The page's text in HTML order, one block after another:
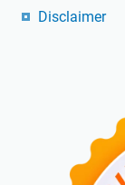
Disclaimer